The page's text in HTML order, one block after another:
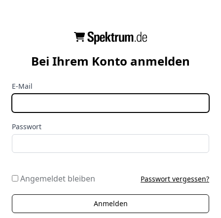
Bei Ihrem Konto anmelden
E-Mail
Passwort
Angemeldet bleiben Passwort vergessen?